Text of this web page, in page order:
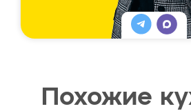
Похожие